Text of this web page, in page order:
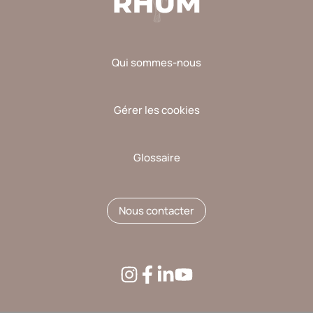
Qui sommes-nous
Gérer les cookies
Glossaire
Nous contacter